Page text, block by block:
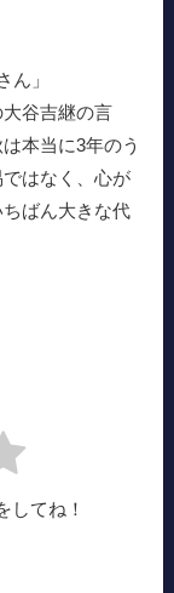
ん」
谷吉継の言
本当に3年のう
はなく、心が
ばん大きな代
してね！